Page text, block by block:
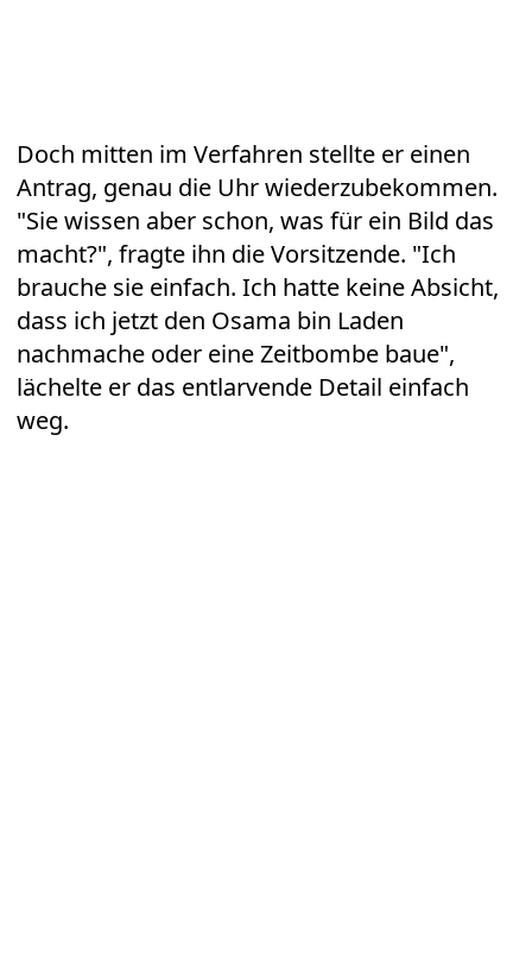
Doch mitten im Verfahren stellte er einen
Antrag, genau die Uhr wiederzubekommen.
"Sie wissen aber schon, was für ein Bild das
macht?", fragte ihn die Vorsitzende. "Ich
brauche sie einfach. Ich hatte keine Absicht,
dass ich jetzt den Osama bin Laden
nachmache oder eine Zeitbombe baue",
lächelte er das entlarvende Detail einfach
weg.